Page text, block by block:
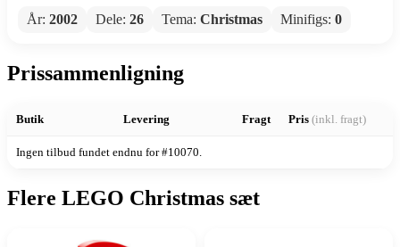
År: 2002 Dele: 26 Tema: Christmas Minifigs: 0
Prissammenligning
Butik Levering Fragt Pris (inkl. fragt)
Ingen tilbud fundet endnu for #10070.
Flere LEGO Christmas sæt